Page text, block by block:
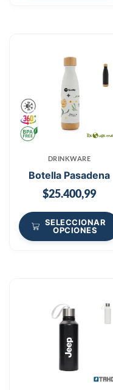
DRINKWARE
Botella Pasadena
$25.400,99
SELECCIONAR
OPCIONES